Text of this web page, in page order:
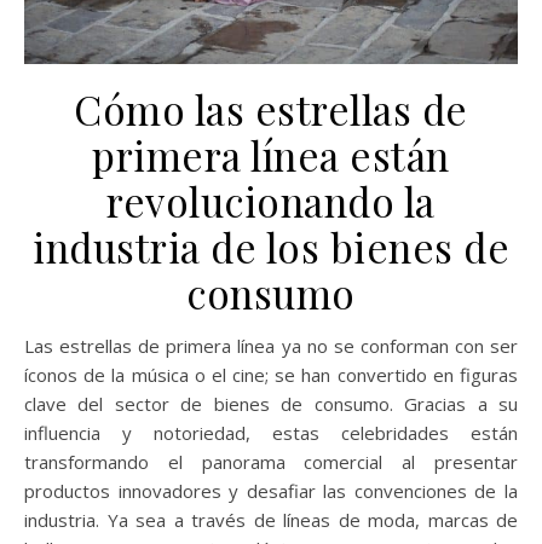
Cómo las estrellas de
primera línea están
revolucionando la
industria de los bienes de
consumo
Las estrellas de primera línea ya no se conforman con ser
íconos de la música o el cine; se han convertido en figuras
clave del sector de bienes de consumo. Gracias a su
influencia y notoriedad, estas celebridades están
transformando el panorama comercial al presentar
productos innovadores y desafiar las convenciones de la
industria. Ya sea a través de líneas de moda, marcas de